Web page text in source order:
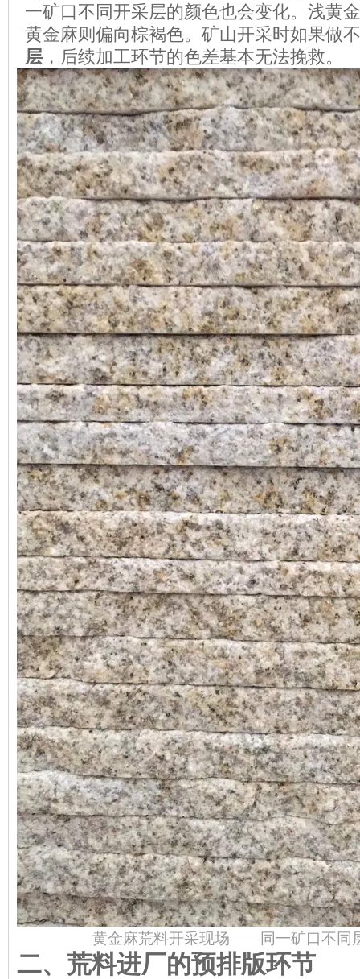
一矿口不同开采层的颜色也会变化。浅黄
黄金麻则偏向棕褐色。矿山开采时如果做
层 ，后续加工环节的色差基本无法挽救。
黄金麻荒料开采现场——同一矿口不同
二、荒料进厂的预排版环节